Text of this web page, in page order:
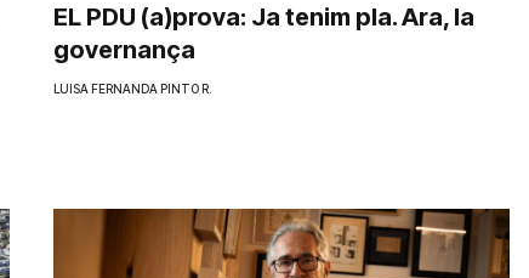
EL PDU (a)prova: Ja tenim pla. Ara, la
governança
LUISA FERNANDA PINTO R.